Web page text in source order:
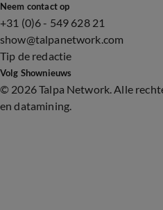
Neem contact op
+31 (0)6 - 549 628 21
show@talpanetwork.com
Tip de redactie
Volg Shownieuws
© 2026 Talpa Network. Alle
en datamining.